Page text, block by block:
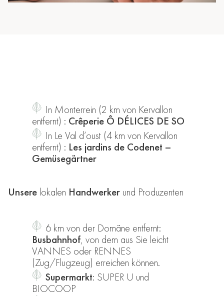
6 km von der Domäne entfernt:
Busbahnhof, von dem aus Sie leicht
VANNES oder RENNES
(Zug/Flugzeug) erreichen können.
Supermarkt: SUPER U und
BIOCOOP
Unsere lokalen Handwerker und Produzenten
In Monterrein (2 km von Kervallon
entfernt) : Crêperie Ô DÉLICES DE SO
In Le Val d’oust (4 km von Kervallon
entfernt) : Les jardins de Codenet –
Gemüsegärtner